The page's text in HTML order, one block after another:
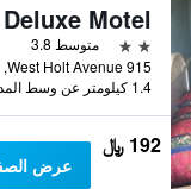
Deluxe Motel
2 نجمتين
متوسط 3.8
1.4 كيلومتر عن وسط المدينة
192 ﷼
عرض